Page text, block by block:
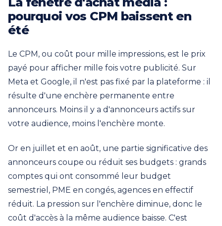
pourquoi vos CPM baissent en
été
Le CPM, ou coût pour mille impressions, est le prix
payé pour afficher mille fois votre publicité. Sur
Meta et Google, il n'est pas fixé par la plateforme : il
résulte d'une enchère permanente entre
annonceurs. Moins il y a d'annonceurs actifs sur
votre audience, moins l'enchère monte.
Or en juillet et en août, une partie significative des
annonceurs coupe ou réduit ses budgets : grands
comptes qui ont consommé leur budget
semestriel, PME en congés, agences en effectif
réduit. La pression sur l'enchère diminue, donc le
coût d'accès à la même audience baisse. C'est